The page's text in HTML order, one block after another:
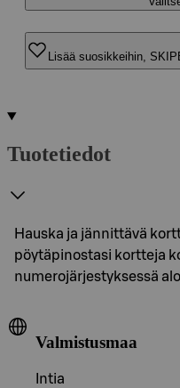
Lisää suosikkeihin,
Tuotetiedot
Hauska ja jännittävä
pöytäpinostasi kortteja
numerojärjestyksessä
Valmistusmaa
Intia